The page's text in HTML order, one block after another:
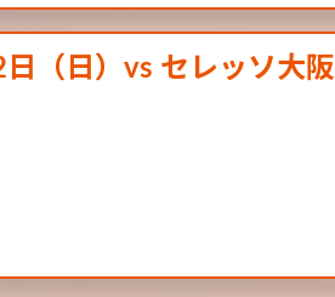
（日）vs セレッソ大阪